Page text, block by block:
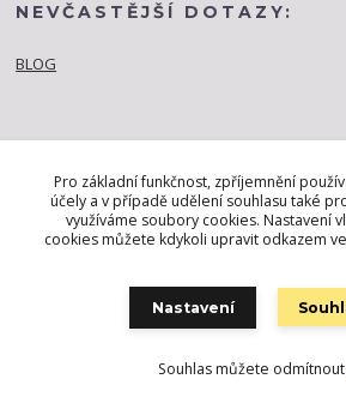
NEVČASTĚJŠÍ DOTAZY:
BLOG
Vytvořeno na Eshop-
Pro základní funkčnost, zpříjemnění
účely a v případě udělení souhlasu také
využíváme soubory cookies. Nastavení
cookies můžete kdykoli upravit odkazem
Nastavení
Souhlas můžete odmítnout